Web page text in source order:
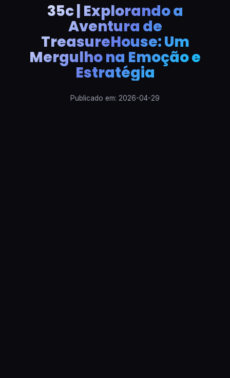
35c | Explorando a
Aventura de
TreasureHouse: Um
Mergulho na Emoção e
Estratégia
Publicado em: 2026-04-29